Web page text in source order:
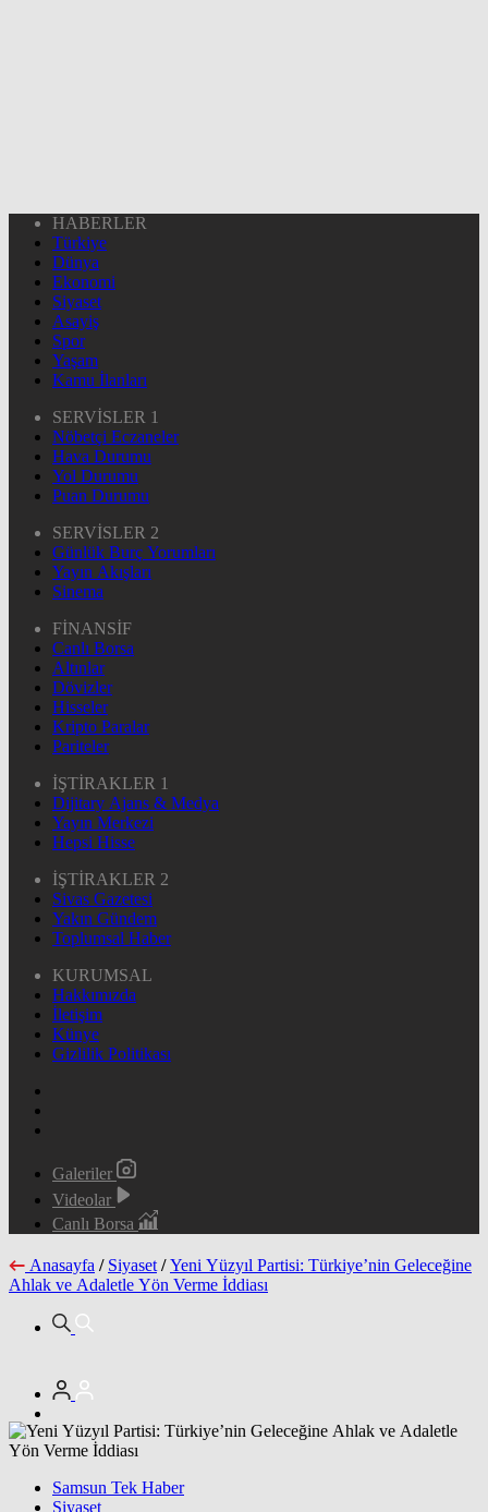
HABERLER
Türkiye
Dünya
Ekonomi
Siyaset
Asayiş
Spor
Yaşam
Kamu İlanları
SERVİSLER 1
Nöbetçi Eczaneler
Hava Durumu
Yol Durumu
Puan Durumu
SERVİSLER 2
Günlük Burç Yorumları
Yayın Akışları
Sinema
FİNANSİF
Canlı Borsa
Altınlar
Dövizler
Hisseler
Kripto Paralar
Pariteler
İŞTİRAKLER 1
Dijitary Ajans & Medya
Yayın Merkezi
Hepsi Hisse
İŞTİRAKLER 2
Sivas Gazetesi
Yakın Gündem
Toplumsal Haber
KURUMSAL
Hakkımızda
İletişim
Künye
Gizlilik Politikası
Galeriler
Videolar
Canlı Borsa
Anasayfa / Siyaset / Yeni Yüzyıl Partisi: Türkiye’nin Geleceğine
Ahlak ve Adaletle Yön Verme İddiası
Samsun Tek Haber
Siyaset